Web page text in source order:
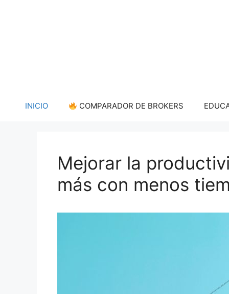
INICIO COMPARADOR DE BROKERS
Mejorar la
más con menos